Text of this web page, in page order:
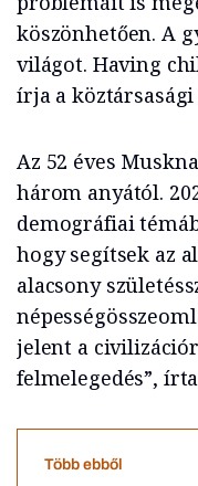
köszönhetően. A
világot. Having
írja a
Az 52 éves
három anyától.
demográfiai
hogy segítsek az
alacsony
jelent a
felmelegedés”,
Több ebből